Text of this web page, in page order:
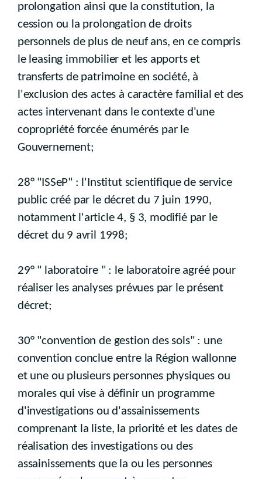
prolongation ainsi que la constitution, la
cession ou la prolongation de droits
personnels de plus de neuf ans, en ce compris
le leasing immobilier et les apports et
transferts de patrimoine en société, à
l'exclusion des actes à caractère familial et des
actes intervenant dans le contexte d'une
copropriété forcée énumérés par le
Gouvernement;
28° "ISSeP" : l'Institut scientifique de service
public créé par le décret du 7 juin 1990,
notamment l'article 4, § 3, modifié par le
décret du 9 avril 1998;
29° " laboratoire " : le laboratoire agréé pour
réaliser les analyses prévues par le présent
décret;
30° "convention de gestion des sols" : une
convention conclue entre la Région wallonne
et une ou plusieurs personnes physiques ou
morales qui vise à définir un programme
d'investigations ou d'assainissements
comprenant la liste, la priorité et les dates de
réalisation des investigations ou des
assainissements que la ou les personnes